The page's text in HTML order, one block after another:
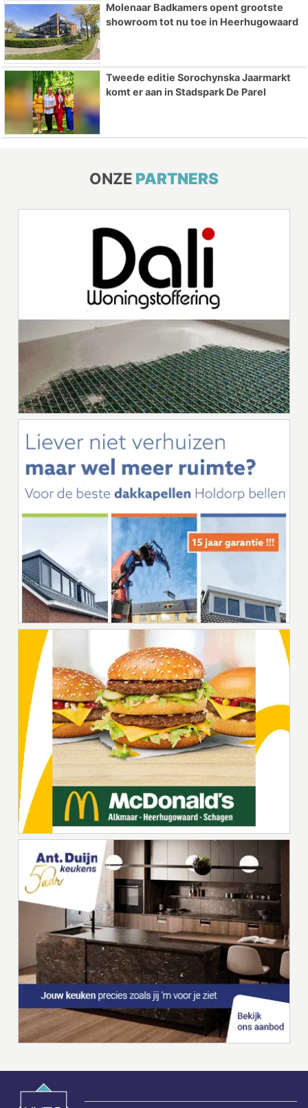
Molenaar Badkamers opent grootste
showroom tot nu toe in Heerhugowaard
Tweede editie Sorochynska Jaarmarkt
komt er aan in Stadspark De Parel
ONZE PARTNERS